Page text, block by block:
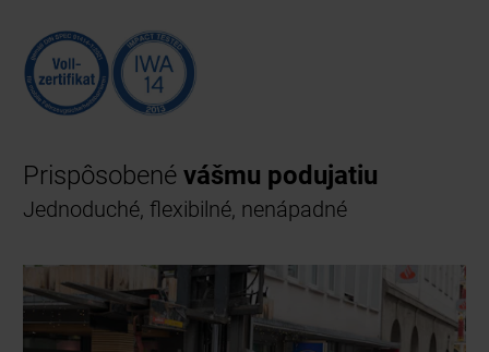
Prispôsobenévášmu podujatiu
Jednoduché, flexibilné, nenápadné